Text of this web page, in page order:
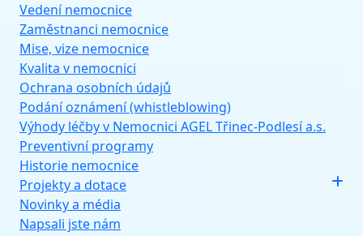
Vedení nemocnice
Zaměstnanci nemocnice
Mise, vize nemocnice
Kvalita v nemocnici
Ochrana osobních údajů
Podání oznámení (whistleblowing)
Výhody léčby v Nemocnici AGEL Třinec-Podlesí a.s.
Preventivní programy
Historie nemocnice
Projekty a dotace
Novinky a média
Napsali jste nám